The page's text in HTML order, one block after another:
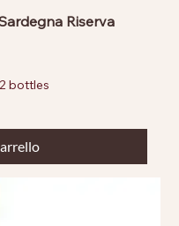
Riserva
bottles